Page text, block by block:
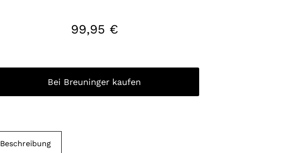
99,95 €
Bei Breuninger kaufen
Beschreibung